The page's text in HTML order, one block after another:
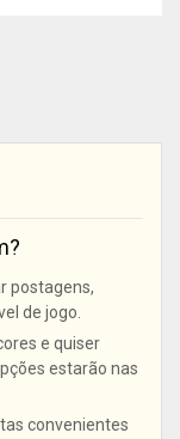
postagens,
de jogo.
e quiser
estarão nas
convenientes